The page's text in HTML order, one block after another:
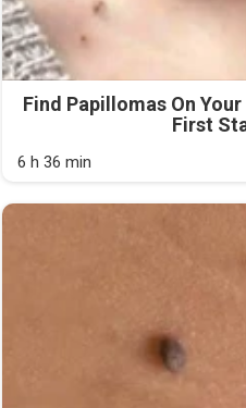
Find Papillomas On
First
6 h 36 min